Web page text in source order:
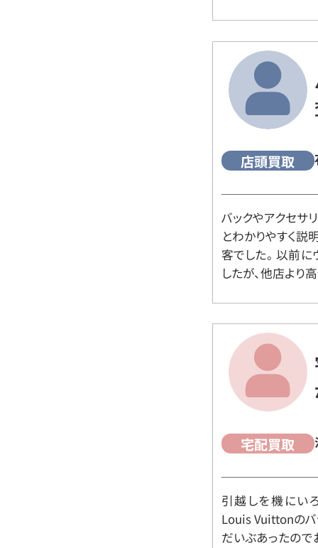
店頭買取
バックやアクセサ
とわかりやすく説
客でした。 以前
したが、他店より
宅配買取
引越しを機にい
Louis Vuittonのバ
だいぶあったので